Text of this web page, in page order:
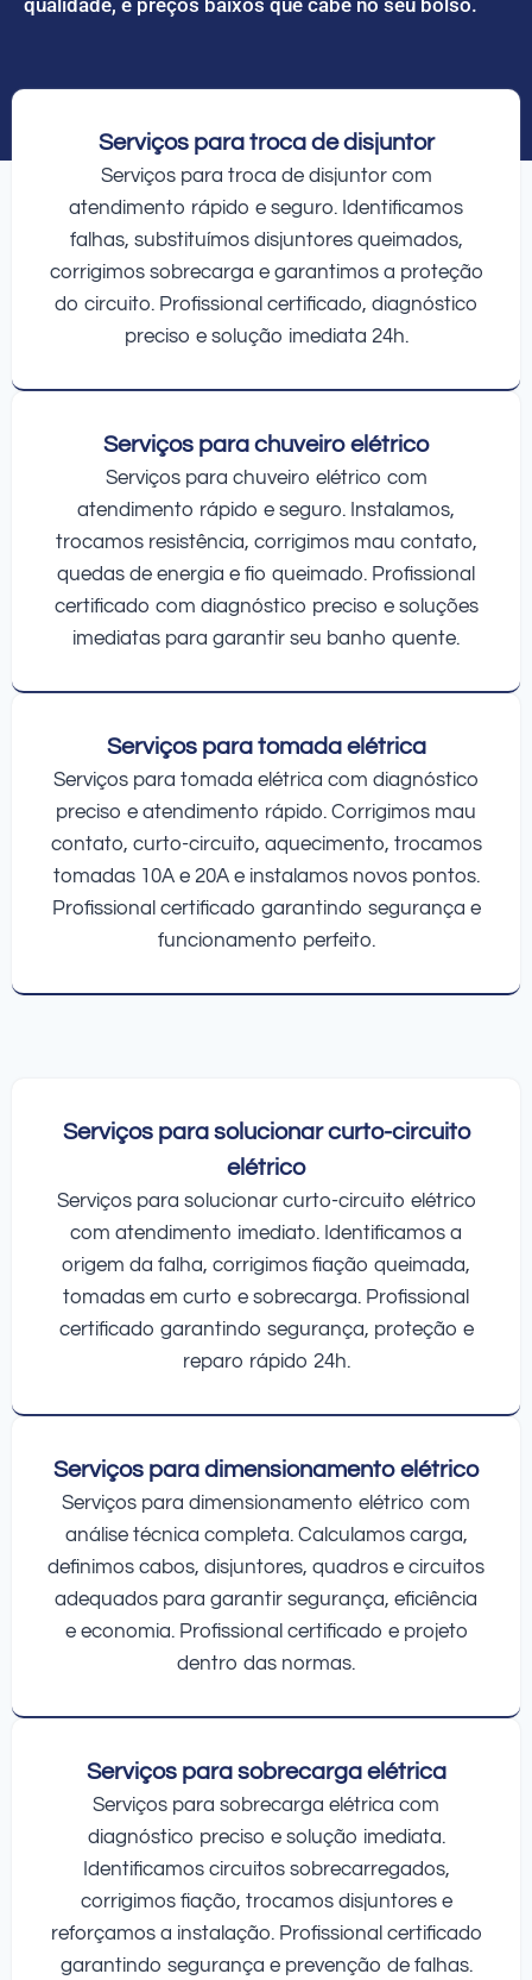
Serviços para troca de disjuntor
Serviços para troca de disjuntor com
atendimento rápido e seguro. Identificamos
falhas, substituímos disjuntores queimados,
corrigimos sobrecarga e garantimos a proteção
do circuito. Profissional certificado, diagnóstico
preciso e solução imediata 24h.
Serviços para chuveiro elétrico
Serviços para chuveiro elétrico com
atendimento rápido e seguro. Instalamos,
trocamos resistência, corrigimos mau contato,
quedas de energia e fio queimado. Profissional
certificado com diagnóstico preciso e soluções
imediatas para garantir seu banho quente.
Serviços para tomada elétrica
Serviços para tomada elétrica com diagnóstico
preciso e atendimento rápido. Corrigimos mau
contato, curto-circuito, aquecimento, trocamos
tomadas 10A e 20A e instalamos novos pontos.
Profissional certificado garantindo segurança e
funcionamento perfeito.
Serviços para solucionar curto-circuito
elétrico
Serviços para solucionar curto-circuito elétrico
com atendimento imediato. Identificamos a
origem da falha, corrigimos fiação queimada,
tomadas em curto e sobrecarga. Profissional
certificado garantindo segurança, proteção e
reparo rápido 24h.
Serviços para dimensionamento elétrico
Serviços para dimensionamento elétrico com
análise técnica completa. Calculamos carga,
definimos cabos, disjuntores, quadros e circuitos
adequados para garantir segurança, eficiência
e economia. Profissional certificado e projeto
dentro das normas.
Serviços para sobrecarga elétrica
Serviços para sobrecarga elétrica com
diagnóstico preciso e solução imediata.
Identificamos circuitos sobrecarregados,
corrigimos fiação, trocamos disjuntores e
reforçamos a instalação. Profissional certificado
garantindo segurança e prevenção de falhas.